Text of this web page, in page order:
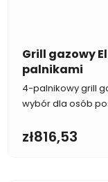
Grill gazowy
palnikami
zł816,53
4-palnikowy grill
wybór dla osób